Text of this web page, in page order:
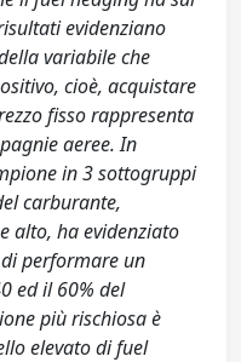
evidenziano
variabile che
cioè, acquistare
fisso rappresenta
aeree. In
in 3 sottogruppi
carburante,
alto, ha evidenziato
performare un
ed il 60% del
più rischiosa è
elevato di fuel